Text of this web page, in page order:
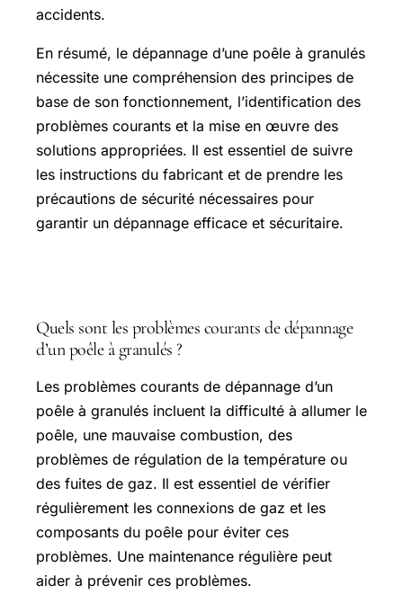
accidents.
En résumé, le dépannage d’une poêle à granulés
nécessite une compréhension des principes de
base de son fonctionnement, l’identification des
problèmes courants et la mise en œuvre des
solutions appropriées. Il est essentiel de suivre
les instructions du fabricant et de prendre les
précautions de sécurité nécessaires pour
garantir un dépannage efficace et sécuritaire.
Quels sont les problèmes courants de dépannage
d’un poêle à granulés ?
Les problèmes courants de dépannage d’un
poêle à granulés incluent la difficulté à allumer le
poêle, une mauvaise combustion, des
problèmes de régulation de la température ou
des fuites de gaz. Il est essentiel de vérifier
régulièrement les connexions de gaz et les
composants du poêle pour éviter ces
problèmes. Une maintenance régulière peut
aider à prévenir ces problèmes.